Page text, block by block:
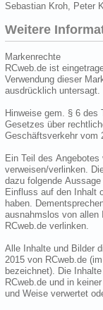
Sebastian Kroh, Peter
Weitere
Markenrechte
RCweb.de ist
Verwendung dieser
ausdrücklich untersagt.
Hinweise gem. § 6 des
Gesetzes über
Geschäftsverkehr vom
Ein Teil des
verweisen/verlinken.
dazu folgende
Einfluss auf den Inhalt
haben.
ausnahmslos von allen
RCweb.de verlinken.
Alle Inhalte und Bilder
2015 von RCweb.de
bezeichnet). Die
RCweb.de und in
und Weise verwertet